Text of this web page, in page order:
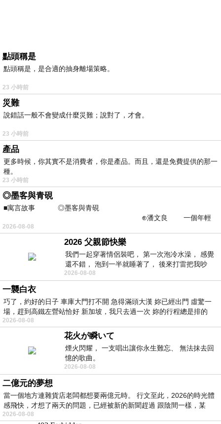
點頭稱是
點頭稱是，是合適的抽身離場策略。
23 小時前
災難
說錯話一般不會變成什麼災難；說對了，才會。
23 小時前
產品
更多時候，你其實不是消費者，你是產品。而且，還是免費提供的那一
種。
23 小時前
◎墨客與青硯
■寓言故事 ◎墨客與青硯
⊕潘文良 一個年輕
的墨客，在京城的古玩肆裡
2026-08-08
2026 父親節快樂
我們一起穿著情侶裝吧， 第一次泡冷水澡， 感覺
還不錯， 泡到一半就睡著了， 後來打雷把我吵
醒， 手
2026-08-08
一襲白衣
巧了，約好的日子 車庫大門打不開 急得滿頭大漢 妳已經出門 虛驚一
場，趕到高鐵左營站恰好 新加坡，我只去過一次 妳的行程總是排的
2026-08-08
花火が瞬いて
煙火閃耀， 一支唱出讓你永生難忘、 無法抹去回
憶的歌曲。
2026-08-08
二億元的夢想
當一個地方連雜貨店老闆都想要兩億元時。 行文至此，2026的時光體
感飛快，才想了兩天的問題，已經被新的新聞趕過 跟陰間一樣，某
2026-08-08